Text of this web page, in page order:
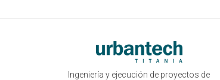
Ingeniería y ejecución de proyectos de